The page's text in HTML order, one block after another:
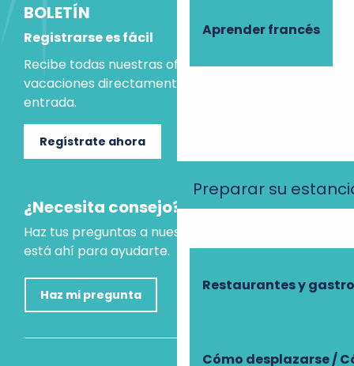
Aprender francés
Preparar su
Restaurantes y
Cómo desplazarse /
BOLETÍN
Registrarse es fácil
Recibe todas nuestras ofertas e ideas para las
vacaciones directamente en tu bandeja de
entrada.
Regístrate ahora
¿Necesita consejo?
Haz tus preguntas a nuestro asistente virtual, que
está ahí para ayudarte.
Haz mi pregunta